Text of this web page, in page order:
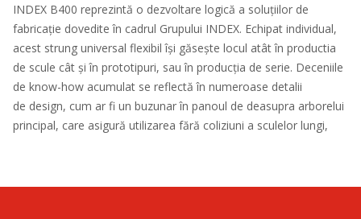
INDEX B400 reprezintă o dezvoltare logică a soluțiilor de
fabricație dovedite în cadrul Grupului INDEX. Echipat individual,
acest strung universal flexibil își găsește locul atât în productia
de ​scule cât și în prototipuri, sau în producția de serie. Deceniile
de know-how acumulat se reflectă în numeroase detalii
de design, cum ar fi un buzunar în panoul de deasupra arborelui
principal, care asigură utilizarea fără coliziuni a sculelor lungi,